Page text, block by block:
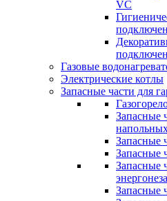
VC
Газовые
Электрические котлы
Запасные части для
Запасные
Запасные
Запасные
Запасные
Запасные